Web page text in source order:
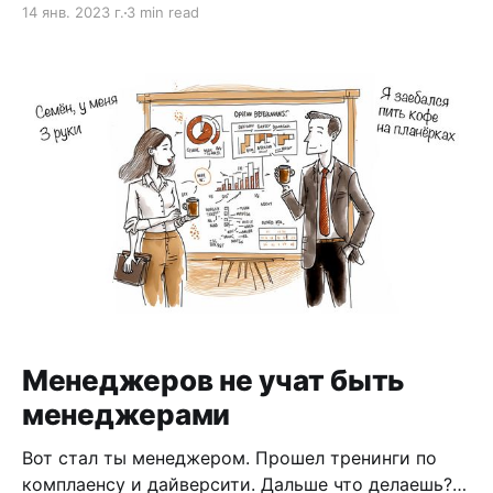
14 янв. 2023 г. 3 min read
Менеджеров не учат быть
менеджерами
Вот стал ты менеджером. Прошел тренинги по
комплаенсу и дайверсити. Дальше что делаешь?